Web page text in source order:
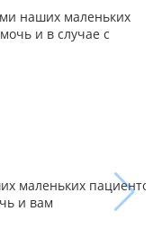
наших маленьких
и в случае с
пациентов,
вам